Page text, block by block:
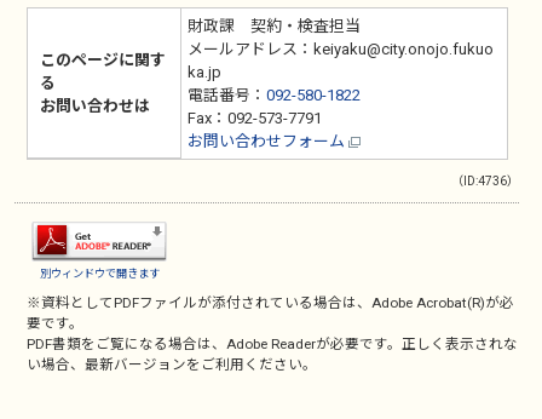
このページに関す
る
お問い合わせは
財政課 契約・検査担当
メールアドレス：keiyaku@city.onojo.fukuo
ka.jp
電話番号： 092-580-1822
Fax：092-573-7791
お問い合わせフォーム
（ID:4736）
別ウィンドウで開きます
※資料としてPDFファイルが添付されている場合は、Adobe Acrobat(R)が必
要です。
PDF書類をご覧になる場合は、Adobe Readerが必要です。正しく表示されな
い場合、最新バージョンをご利用ください。